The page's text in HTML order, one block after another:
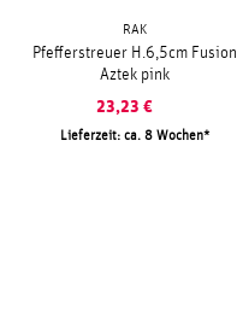
RAK
Pfefferstreuer H.6,5cm Fusion
Aztek pink
23,23 €
Lieferzeit: ca. 8 Wochen